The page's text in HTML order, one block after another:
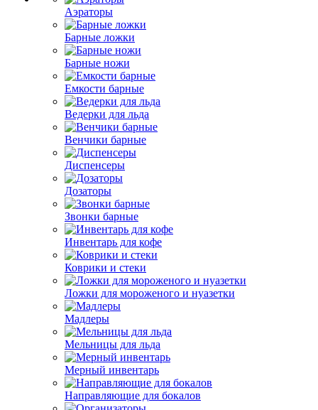
Аэраторы
Барные ложки
Барные ножи
Емкости барные
Ведерки для льда
Венчики барные
Диспенсеры
Дозаторы
Звонки барные
Инвентарь для кофе
Коврики и стеки
Ложки для мороженого и нуазетки
Мадлеры
Мельницы для льда
Мерный инвентарь
Направляющие для бокалов